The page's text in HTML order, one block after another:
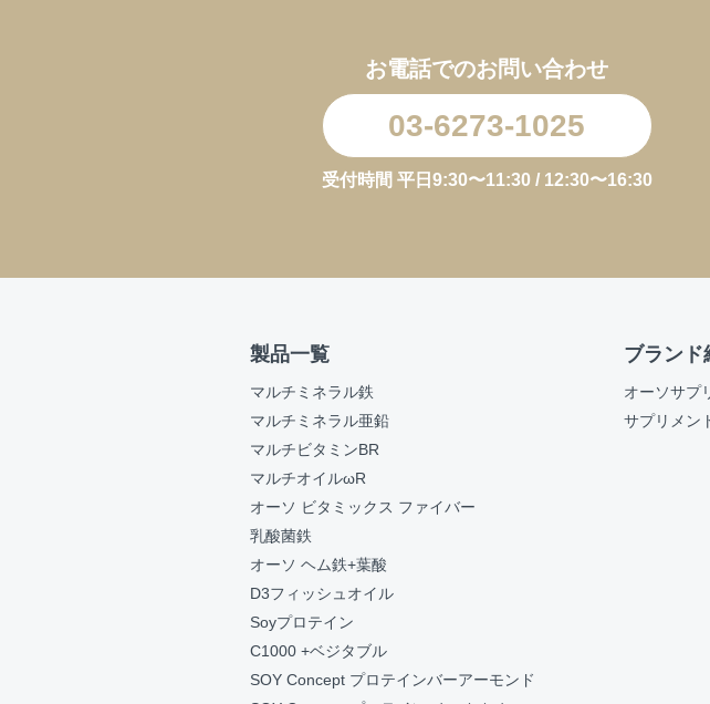
お電話でのお問い合わせ
03-6273-1025
受付時間 平日9:30〜11:30 / 12:30〜16:30
製品一覧
マルチミネラル鉄
マルチミネラル亜鉛
マルチビタミンBR
マルチオイルωR
オーソ ビタミックス ファイバー
乳酸菌鉄
オーソ ヘム鉄+葉酸
D3フィッシュオイル
Soyプロテイン
C1000 +ベジタブル
SOY Concept プロテインバーアーモンド
ブランド
オーソサプ
サプリメン